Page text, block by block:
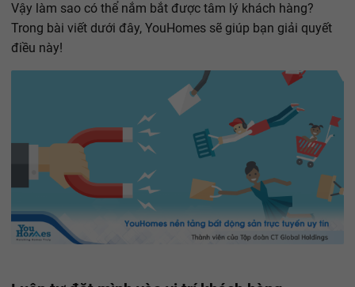
Vậy làm sao có thể nắm bắt được tâm lý khách hàng?
Trong bài viết dưới đây, YouHomes sẽ giúp bạn giải quyết
điều này!